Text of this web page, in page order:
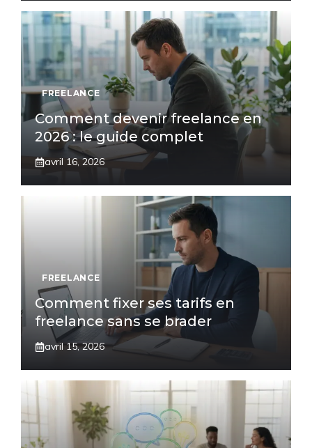
FREELANCE
Comment devenir freelance en
2026 : le guide complet
avril 16, 2026
FREELANCE
Comment fixer ses tarifs en
freelance sans se brader
avril 15, 2026